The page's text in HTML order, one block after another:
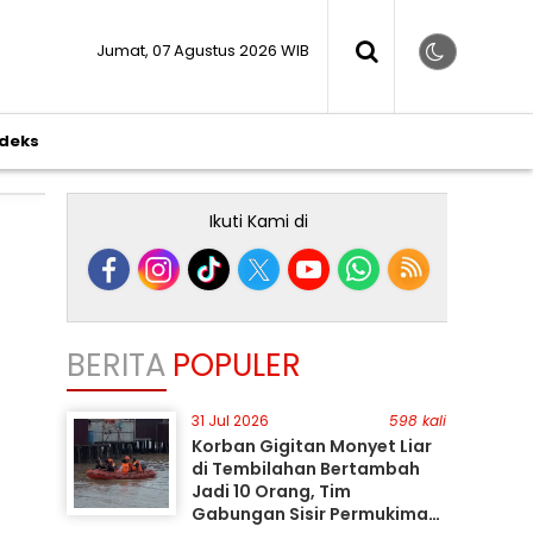
Jumat, 07 Agustus 2026 WIB
Ikuti Kami di
BERITA POPULER
31 Jul 2026 598 kali
Korban Gigitan Monyet Liar
di Tembilahan Bertambah
Jadi 10 Orang, Tim
Gabungan Sisir Permukiman